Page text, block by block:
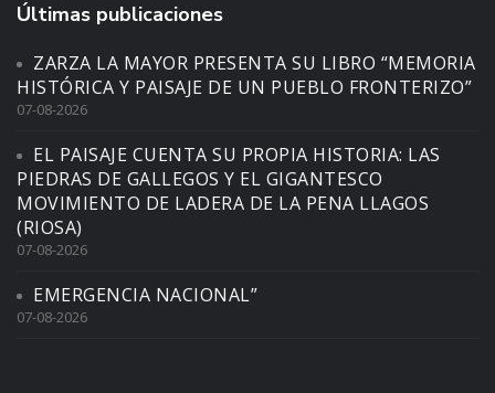
Últimas publicaciones
ZARZA LA MAYOR PRESENTA SU LIBRO “MEMORIA
HISTÓRICA Y PAISAJE DE UN PUEBLO FRONTERIZO”
07-08-2026
EL PAISAJE CUENTA SU PROPIA HISTORIA: LAS
PIEDRAS DE GALLEGOS Y EL GIGANTESCO
MOVIMIENTO DE LADERA DE LA PENA LLAGOS
(RIOSA)
07-08-2026
EMERGENCIA NACIONAL”
07-08-2026